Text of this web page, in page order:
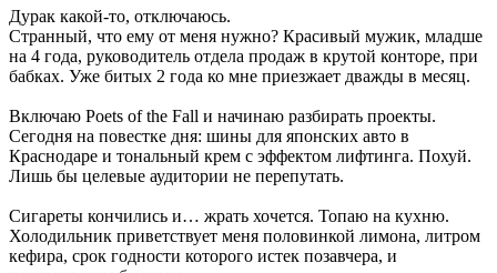
Дурак какой-то, отключаюсь.
Странный, что ему от меня нужно? Красивый мужик, младше
на 4 года, руководитель отдела продаж в крутой конторе, при
бабках. Уже битых 2 года ко мне приезжает дважды в месяц.
Включаю Poets of the Fall и начинаю разбирать проекты.
Сегодня на повестке дня: шины для японских авто в
Краснодаре и тональный крем с эффектом лифтинга. Похуй.
Лишь бы целевые аудитории не перепутать.
Сигареты кончились и… жрать хочется. Топаю на кухню.
Холодильник приветствует меня половинкой лимона, литром
кефира, срок годности которого истек позавчера, и